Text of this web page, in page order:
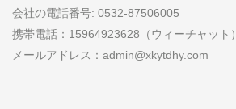
会社の電話番号: 0532-87506005
携帯電話：15964923628（ウィーチャット）
メールアドレス：admin@xkytdhy.com